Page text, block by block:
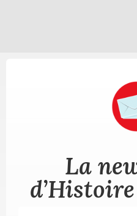
La